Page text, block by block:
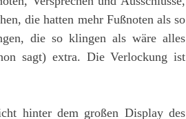
die hatten mehr Fußnoten als so
die so klingen als wäre alles
sagt) extra. Die Verlockung ist
hinter dem großen Display des